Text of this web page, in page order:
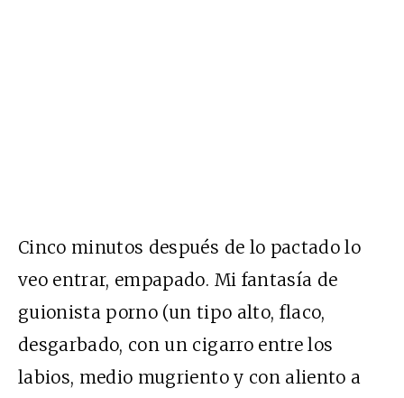
Cinco minutos después de lo pactado lo
veo entrar, empapado. Mi fantasía de
guionista porno (un tipo alto, flaco,
desgarbado, con un cigarro entre los
labios, medio mugriento y con aliento a